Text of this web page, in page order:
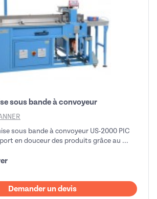
sous bande à convoyeur
sous bande à convoyeur US-2000 PIC
en douceur des produits grâce au ...
Demander un devis